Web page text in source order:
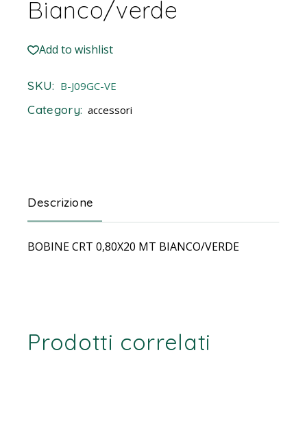
Bianco/verde
Add to wishlist
SKU: B-J09GC-VE
Category: accessori
Descrizione
BOBINE CRT 0,80X20 MT BIANCO/VERDE
Prodotti correlati